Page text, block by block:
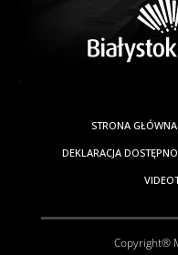
STRONA GŁÓWNA
DEKLARACJA
Copyright®